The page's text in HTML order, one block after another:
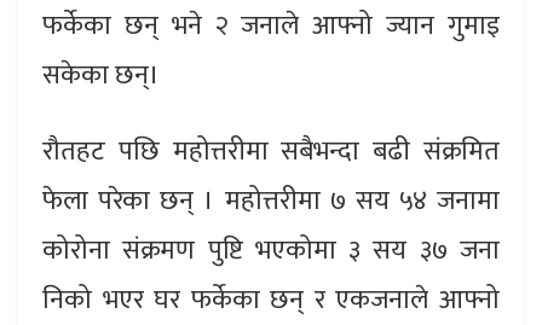
फर्केका छन् भने २ जनाले आफ्नो ज्यान गुमाइ
सकेका छन्।
रौतहट पछि महोत्तरीमा सबैभन्दा बढी संक्रमित
फेला परेका छन् । महोत्तरीमा ७ सय ५४ जनामा
कोरोना संक्रमण पुष्टि भएकोमा ३ सय ३७ जना
निको भएर घर फर्केका छन् र एकजनाले आफ्नो